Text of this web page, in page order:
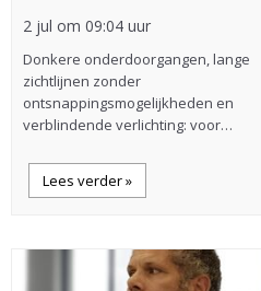
2 jul om 09:04 uur
Donkere onderdoorgangen, lange
zichtlijnen zonder
ontsnappingsmogelijkheden en
verblindende verlichting: voor…
Lees verder »